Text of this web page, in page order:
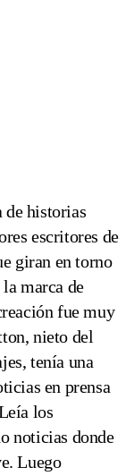
de historias
escritores de
giran en torno
marca de
fue muy
nieto del
tenía una
en prensa
los
noticias donde
Luego